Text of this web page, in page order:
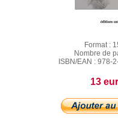
Format :
Nombre de
ISBN/EAN : 978-
13